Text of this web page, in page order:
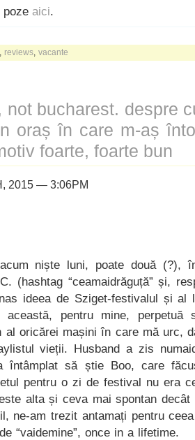
poze aici.
reviews vacante
not bucharest. despre
oraș în care m-aș
foarte, foarte bun
2015 — 3:06PM
niște luni, poate două (?),
(hashtag “ceamaidrăguță” și,
ideea de Sziget-festivalul și al
această, pentru mine,
al oricărei mașini în care mă urc,
vieții. Husband a zis
întâmplat să știe Boo, care
pentru o zi de festival nu era
alta și ceva mai spontan
ne-am trezit antamați pentru
“vaidemine”, once in a lifetime.